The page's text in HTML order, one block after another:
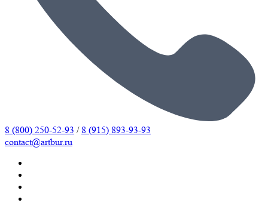
8 (800) 250-52-93 / 8 (915) 893-93-93
contact@artbur.ru